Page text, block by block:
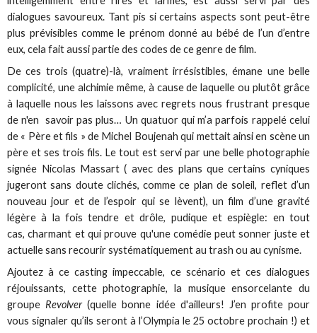
dialogues savoureux. Tant pis si certains aspects sont peut-être
plus prévisibles comme le prénom donné au bébé de l’un d’entre
eux, cela fait aussi partie des codes de ce genre de film.
De ces trois (quatre)-là, vraiment irrésistibles, émane une belle
complicité, une alchimie même, à cause de laquelle ou plutôt grâce
à laquelle nous les laissons avec regrets nous frustrant presque
de n'en savoir pas plus… Un quatuor qui m’a parfois rappelé celui
de « Père et fils » de Michel Boujenah qui mettait ainsi en scène un
père et ses trois fils. Le tout est servi par une belle photographie
signée Nicolas Massart ( avec des plans que certains cyniques
jugeront sans doute clichés, comme ce plan de soleil, reflet d’un
nouveau jour et de l’espoir qui se lèvent), un film d’une gravité
légère à la fois tendre et drôle, pudique et espiègle: en tout
cas, charmant et qui prouve qu'une comédie peut sonner juste et
actuelle sans recourir systématiquement au trash ou au cynisme.
Ajoutez à ce casting impeccable, ce scénario et ces dialogues
réjouissants, cette photographie, la musique ensorcelante du
groupe Revolver(quelle bonne idée d'ailleurs! J’en profite pour
vous signaler qu’ils seront à l’Olympia le 25 octobre prochain !) et